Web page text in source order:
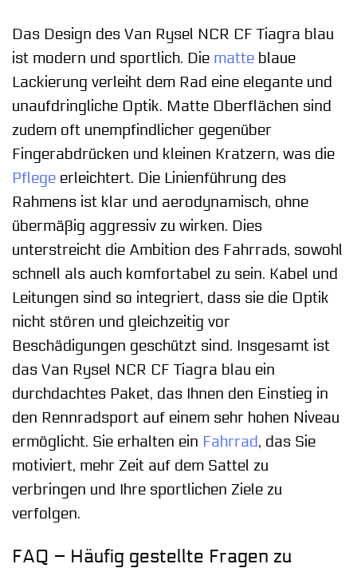
Das Design des Van Rysel NCR CF Tiagra blau
ist modern und sportlich. Die matte blaue
Lackierung verleiht dem Rad eine elegante und
unaufdringliche Optik. Matte Oberflächen sind
zudem oft unempfindlicher gegenüber
Fingerabdrücken und kleinen Kratzern, was die
Pflege erleichtert. Die Linienführung des
Rahmens ist klar und aerodynamisch, ohne
übermäßig aggressiv zu wirken. Dies
unterstreicht die Ambition des Fahrrads, sowohl
schnell als auch komfortabel zu sein. Kabel und
Leitungen sind so integriert, dass sie die Optik
nicht stören und gleichzeitig vor
Beschädigungen geschützt sind. Insgesamt ist
das Van Rysel NCR CF Tiagra blau ein
durchdachtes Paket, das Ihnen den Einstieg in
den Rennradsport auf einem sehr hohen Niveau
ermöglicht. Sie erhalten ein Fahrrad, das Sie
motiviert, mehr Zeit auf dem Sattel zu
verbringen und Ihre sportlichen Ziele zu
verfolgen.
FAQ – Häufig gestellte Fragen zu